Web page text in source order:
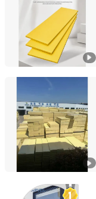
Hunan, China
Changsha
Hunan, China